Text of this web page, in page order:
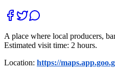
A place where local producers,
Estimated visit time: 2 hours.
Location: https://